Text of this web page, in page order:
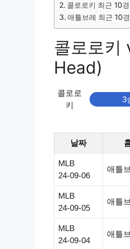
콜로로키 최근 10
애틀브레 최근 10
콜로로키
Head)
콜로로
키
3
날짜
MLB
24-09-06
애틀
MLB
24-09-05
애틀
MLB
24-09-04
애틀